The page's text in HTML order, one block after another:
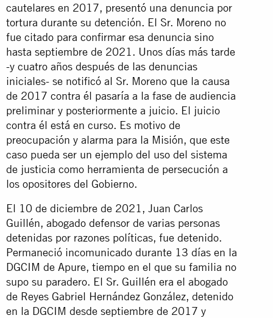
cautelares en 2017, presentó una denuncia por
tortura durante su detención. El Sr. Moreno no
fue citado para confirmar esa denuncia sino
hasta septiembre de 2021. Unos días más tarde
-y cuatro años después de las denuncias
iniciales- se notificó al Sr. Moreno que la causa
de 2017 contra él pasaría a la fase de audiencia
preliminar y posteriormente a juicio. El juicio
contra él está en curso. Es motivo de
preocupación y alarma para la Misión, que este
caso pueda ser un ejemplo del uso del sistema
de justicia como herramienta de persecución a
los opositores del Gobierno.
El 10 de diciembre de 2021, Juan Carlos
Guillén, abogado defensor de varias personas
detenidas por razones políticas, fue detenido.
Permaneció incomunicado durante 13 días en la
DGCIM de Apure, tiempo en el que su familia no
supo su paradero. El Sr. Guillén era el abogado
de Reyes Gabriel Hernández González, detenido
en la DGCIM desde septiembre de 2017 y